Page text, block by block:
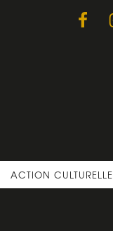
ACTION CULTURELLE